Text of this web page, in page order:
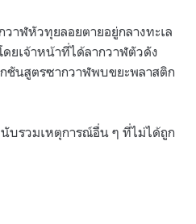
าฬหัวทุยลอยตายอยู่กลางทะเล
ดยเจ้าหน้าที่ได้ลากวาฬตัวดัง
ชันสูตรซากวาฬพบขยะพลาสติก
บรวมเหตุการณ์อื่น ๆ ที่ไม่ได้ถูก